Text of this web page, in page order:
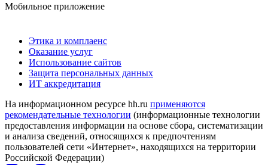
Мобильное приложение
Этика и комплаенс
Оказание услуг
Использование сайтов
Защита персональных данных
ИТ аккредитация
На информационном ресурсе hh.ru применяются
рекомендательные технологии (информационные технологии
предоставления информации на основе сбора, систематизации
и анализа сведений, относящихся к предпочтениям
пользователей сети «Интернет», находящихся на территории
Российской Федерации)